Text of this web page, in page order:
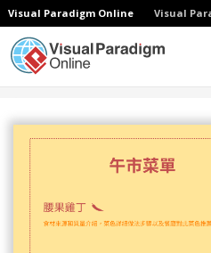
Visual Paradigm Online Visual